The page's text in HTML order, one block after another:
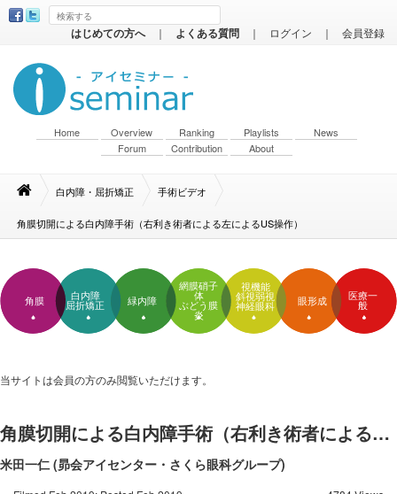
はじめての方へ ｜ よくある質問 ｜ ログイン ｜ 会員登録
Home Overview Ranking Playlists
News
Forum
Contribution About
白内障・屈折矯正 手術ビデオ
角膜切開による白内障手術（右利き術者による左によるUS操作）
角膜
白内障
屈折矯正
緑内障
網膜硝子
体
ぶどう膜
炎
視機能
斜視弱視
神経眼科
眼形成
医療一
般
当サイトは会員の方のみ閲覧いただけます。
角膜切開による白内障手術（右利き術者による左によるUS操作）
米田一仁 (昴会アイセンター・さくら眼科グループ)